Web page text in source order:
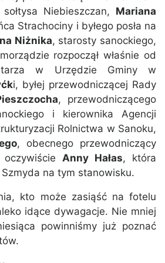
Niebieszczan, Mariana
Strachociny i byłego posła na
Niżnika, starosty sanockiego,
rozpoczął właśnie od
w Urzędzie Gminy w
i, byłej przewodniczącej Rady
, przewodniczącego
i kierownika Agencji
Rolnictwa w Sanoku,
, obecnego przewodniczący
Anny Hałas, która
Szmyda na tym stanowisku.
kto może zasiąść na fotelu
idące dywagacje. Nie mniej
powinniśmy już poznać